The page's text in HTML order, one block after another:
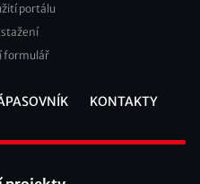
portálu
stažení
formulář
KONTAKTY